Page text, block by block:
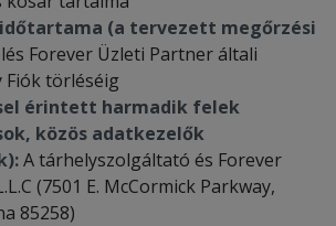
(a tervezett megőrzési
Forever Üzleti Partner általi
Fiók törléséig
érintett harmadik felek
közös adatkezelők
A tárhelyszolgáltató és Forever
(7501 E. McCormick Parkway,
85258)